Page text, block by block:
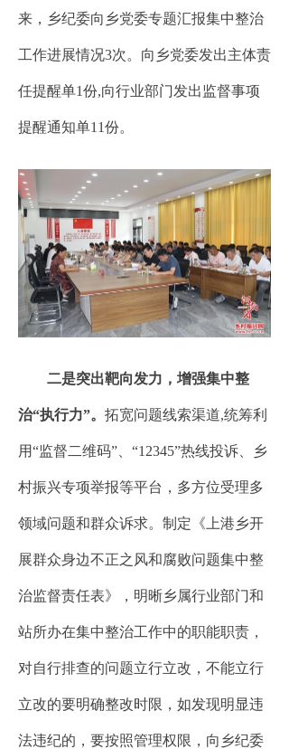
来，乡纪委向乡党委专题汇报集中整治
工作进展情况3次。向乡党委发出主体责
任提醒单1份,向行业部门发出监督事项
提醒通知单11份。
二是突出靶向发力，增强集中整
治“执行力”。 拓宽问题线索渠道,统筹利
用“监督二维码”、“12345”热线投诉、乡
村振兴专项举报等平台，多方位受理多
领域问题和群众诉求。制定《上港乡开
展群众身边不正之风和腐败问题集中整
治监督责任表》，明晰乡属行业部门和
站所办在集中整治工作中的职能职责，
对自行排查的问题立行立改，不能立行
立改的要明确整改时限，如发现明显违
法违纪的，要按照管理权限，向乡纪委